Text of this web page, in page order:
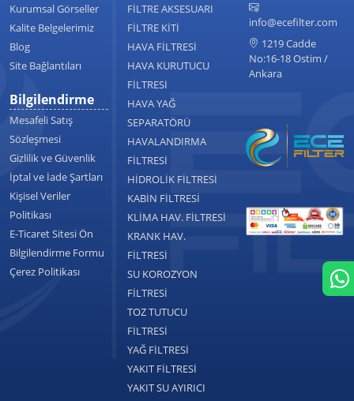
Kurumsal Görseller
Kalite Belgelerimiz
Blog
Site Bağlantıları
Bilgilendirme
Mesafeli Satış
Sözleşmesi
Gizlilik ve Güvenlik
İptal ve İade Şartları
Kişisel Veriler
Politikası
E-Ticaret Sitesi Ön
Bilgilendirme Formu
Çerez Politikası
FİLTRE AKSESUARI
FİLTRE KİTİ
HAVA FİLTRESİ
HAVA KURUTUCU
FİLTRESİ
HAVA YAĞ
SEPARATÖRÜ
HAVALANDIRMA
FİLTRESİ
HİDROLİK FİLTRESİ
KABİN FİLTRESİ
KLİMA HAV. FİLTRESİ
KRANK HAV.
FİLTRESİ
SU KOROZYON
FİLTRESİ
TOZ TUTUCU
FİLTRESİ
YAĞ FİLTRESİ
YAKIT FİLTRESİ
YAKIT SU AYIRICI
info@ecefilter.com
1219 Cadde
No:16-18 Ostim /
Ankara